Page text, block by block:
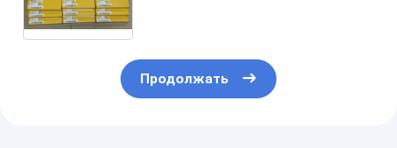
Продолжать